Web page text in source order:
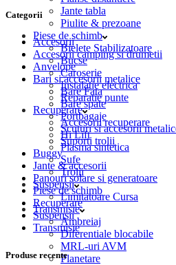
Jante tabla
Piulite & prezoane
Piese de schimb
Bielete Stabilizatoare
Bucse
Caroserie
Instalatie electrica
Reparatie punte
Recuperare
Accesorii recuperare
Hi Lift
Plasma sintetica
Sufe
Trolii
Suspensii
Limitatoare Cursa
Transmisie
Ambreiaj
Diferentiale blocabile
MRL-uri AVM
Planetare
Categorii
Accesorii
Accesorii camping si drumetii
Anvelope
Bari si accesorii metalice
Bare Fata
Bare spate
Portbagaje
Scuturi si accesorii
Suporti trolii
Buggy
Jante & accesorii
Panouri solare si generatoare
Piese de schimb
Recuperare
Suspensii
Transmisie
Produse recente